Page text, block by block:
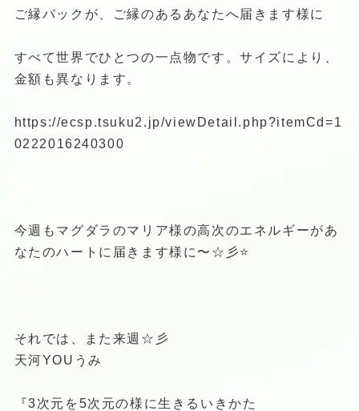
ご縁バックが、ご縁のあるあなたへ届きます様に
すべて世界でひとつの一点物です。サイズにより、
金額も異なります。
https://ecsp.tsuku2.jp/viewDetail.php?itemCd=1
0222016240300
今週もマグダラのマリア様の高次のエネルギーがあ
なたのハートに届きます様に〜☆彡⭐️
それでは、また来週☆彡
天河YOUうみ
『3次元を5次元の様に生きるいきかた